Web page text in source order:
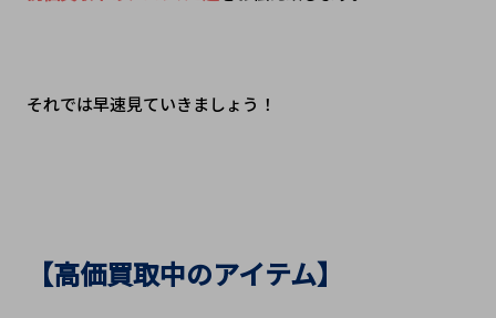
それでは早速見ていきましょう！
【高価買取中のアイテム】